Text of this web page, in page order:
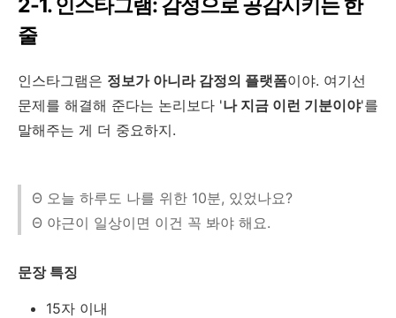
2-1. 인스타그램: 감성으로 공감시키는 한
줄
인스타그램은 정보가 아니라 감정의 플랫폼이야. 여기선
문제를 해결해 준다는 논리보다 '나 지금 이런 기분이야'를
말해주는 게 더 중요하지.
Θ 오늘 하루도 나를 위한 10분, 있었나요?
Θ 야근이 일상이면 이건 꼭 봐야 해요.
문장 특징
15자 이내